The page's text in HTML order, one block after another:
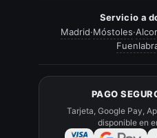
Servicio a
Madrid·Móstoles·
PAGO
Tarjeta, Google Pay,
disponible en